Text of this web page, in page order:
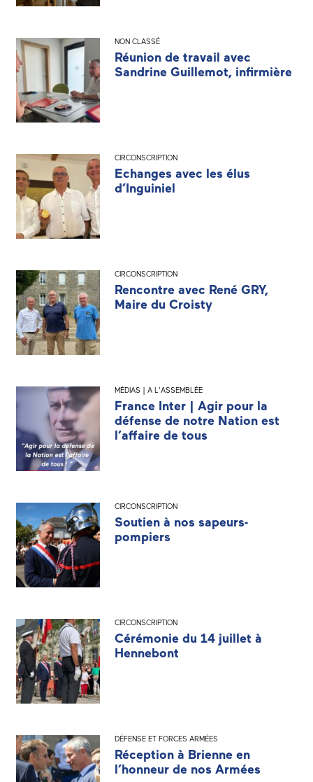
NON CLASSÉ
Réunion de travail avec
Sandrine Guillemot, infirmière
CIRCONSCRIPTION
Echanges avec les élus
d’Inguiniel
CIRCONSCRIPTION
Rencontre avec René GRY,
Maire du Croisty
MÉDIAS | A L'ASSEMBLÉE
France Inter | Agir pour la
défense de notre Nation est
l’affaire de tous
CIRCONSCRIPTION
Soutien à nos sapeurs-
pompiers
CIRCONSCRIPTION
Cérémonie du 14 juillet à
Hennebont
DÉFENSE ET FORCES ARMÉES
Réception à Brienne en
l’honneur de nos Armées